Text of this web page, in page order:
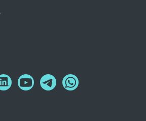
Collegamento
a
Collegamento
a
Collegamento
a
Collegamento
a